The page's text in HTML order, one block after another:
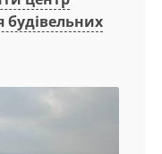
будівельних